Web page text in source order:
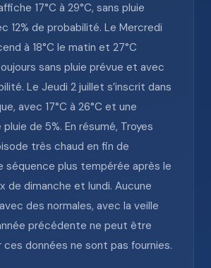
17°C à 29°C, sans pluie
12% de probabilité. Le Mercredi
à 18°C le matin et 27°C
sans pluie prévue et avec
Le Jeudi 2 juillet s’inscrit dans
avec 17°C à 26°C et une
de 5%. En résumé, Troyes
très chaud en fin de
séquence plus tempérée après le
de dimanche et lundi. Aucune
des normales, avec la veille
précédente ne peut être
ces données ne sont pas fournies.